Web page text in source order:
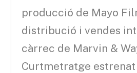
producció de Mayo
distribució i vendes
càrrec de Marvin &
Curtmetratge estrenat